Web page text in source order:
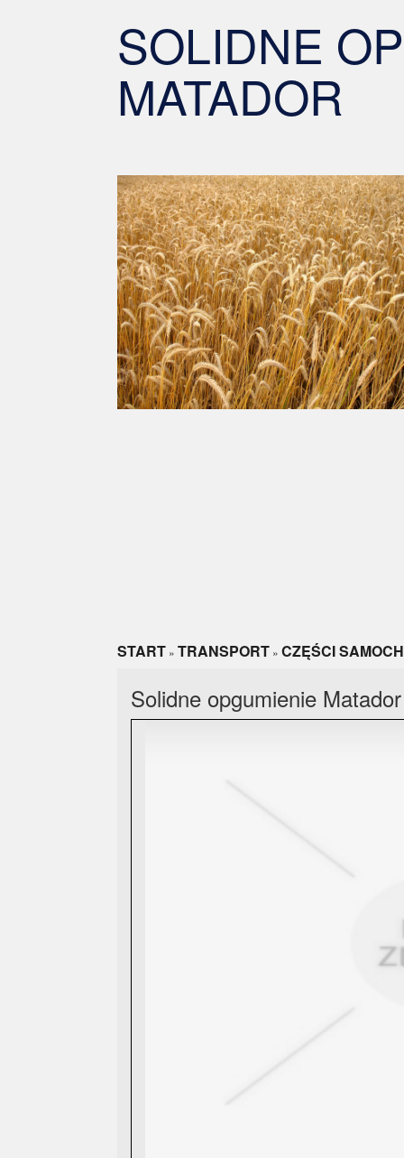
SOLIDNE
MATADOR
START » TRANSPORT » CZĘŚCI
Solidne opgumienie Matador